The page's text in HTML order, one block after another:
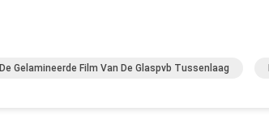
De Gelamineerde Film Van De Glaspvb Tussenlaag